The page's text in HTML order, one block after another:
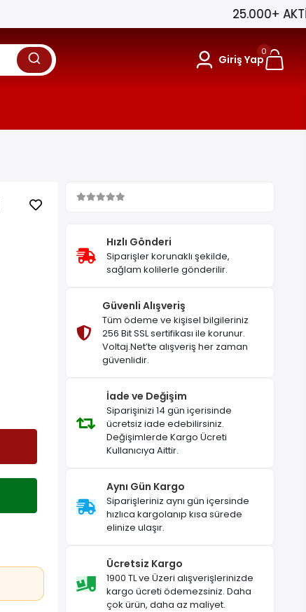
Giriş Yap
0
Hızlı Gönderi
Siparişler korunaklı şekilde,
sağlam kolilerle gönderilir.
Güvenli Alışveriş
Tüm ödeme ve kişisel bilgileriniz
256 Bit SSL sertifikası ile korunur.
Voltaj.Net’te alışveriş her zaman
güvenlidir.
İade ve Değişim
Siparişinizi 14 gün içerisinde
ücretsiz iade edebilirsiniz.
Değişimlerde Kargo Ücreti
Kullanıcıya Aittir.
Aynı Gün Kargo
Siparişleriniz aynı gün içersinde
hızlıca kargolanıp kısa sürede
elinize ulaşır.
Ücretsiz Kargo
1900 TL ve Üzeri alışverişlerinizde
kargo ücreti ödemezsiniz. Daha
çok ürün, daha az maliyet.